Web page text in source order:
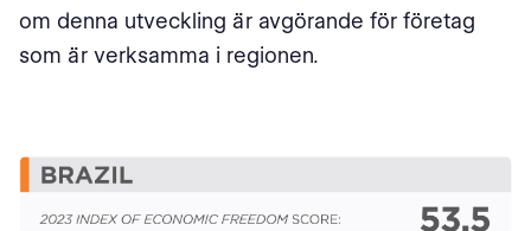
om denna utveckling är avgörande för företag
som är verksamma i regionen.